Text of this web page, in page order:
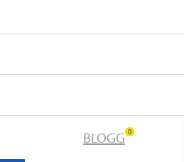
BLOGG 0